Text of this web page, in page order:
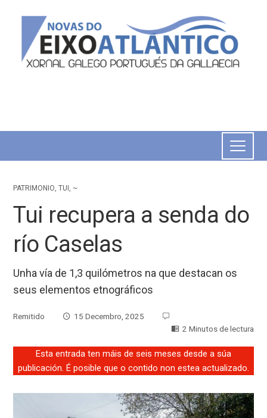
PATRIMONIO,TUI , ~
Tui recupera a senda do
río Caselas
Unha vía de 1,3 quilómetros na que destacan os
seus elementos etnográficos
Remitido
15 Decembro, 2025
2 Minutos de lectura
Esta entrada ten máis de seis meses desde a súa
publicación. É posible que o contido non estea actualizado.